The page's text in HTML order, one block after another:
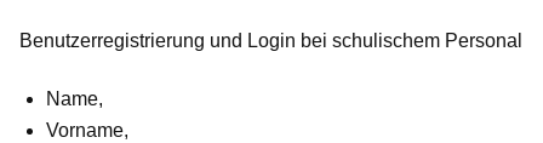
Benutzerregistrierung und Login bei schulischem Personal
Name,
Vorname,